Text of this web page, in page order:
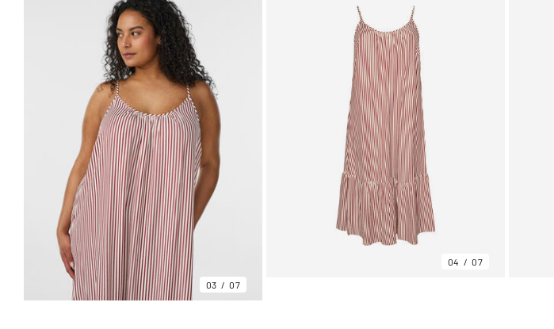
03 07
04 07